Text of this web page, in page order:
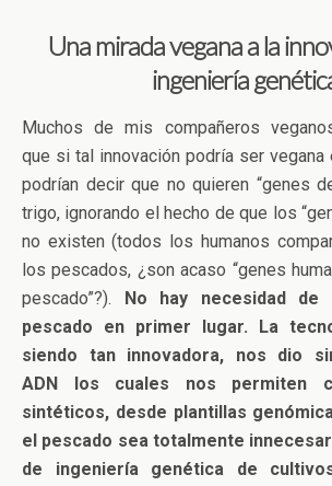
Una mirada vegana a la
ingeniería
Muchos de mis compañeros
que si tal innovación podría ser vegana
podrían decir que no quieren “genes
trigo, ignorando el hecho de que los
no existen (todos los humanos
los pescados, ¿son acaso “genes
pescado”?).
No hay necesidad
pescado en primer lugar. La
siendo tan innovadora, nos dio
ADN los cuales nos permiten
sintéticos, desde plantillas
el pescado sea totalmente
de ingeniería genética de